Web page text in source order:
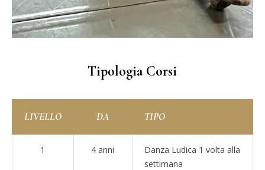
Tipologia Corsi
LIVELLO DA TIPO
1 4 anni
Danza Ludica 1 volta alla
settimana